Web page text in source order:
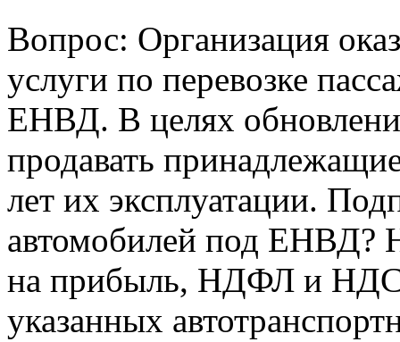
Вопрос: Организация
услуги по перевозке
ЕНВД. В целях
продавать
лет их эксплуатации.
автомобилей под ЕНВД?
на прибыль, НДФЛ и НДС
указанных